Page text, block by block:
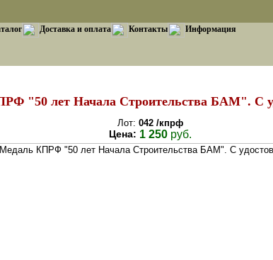
Доставка и оплата Контакты Информация
"50 лет Начала Строительства БАМ". С
Лот: 042 /кпрф
Цена: 1 250руб.